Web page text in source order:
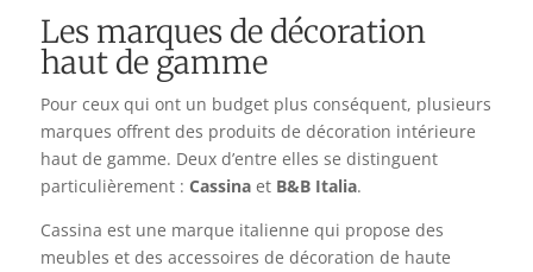
Les marques de décoration
haut de gamme
Pour ceux qui ont un budget plus conséquent, plusieurs
marques offrent des produits de décoration intérieure
haut de gamme. Deux d’entre elles se distinguent
particulièrement : Cassinaet B&B Italia.
Cassina est une marque italienne qui propose des
meubles et des accessoires de décoration de haute